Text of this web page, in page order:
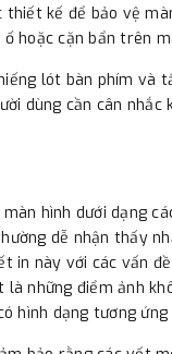
kế để bảo vệ
hoặc cặn bẩn trên
lót bàn phím và
dùng cần cân
hình dưới dạng
dễ nhận thấy
in này với các vấn
những điểm ảnh
hình dạng tương ứng